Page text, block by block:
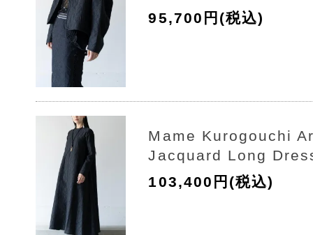
95,700円(税込)
Mame Kurogouchi
Jacquard Long
103,400円(税込)